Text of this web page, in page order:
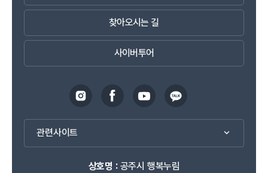
찾아오시는 길
사이버투어
관련사이트
상호명 :공주시 행복누림